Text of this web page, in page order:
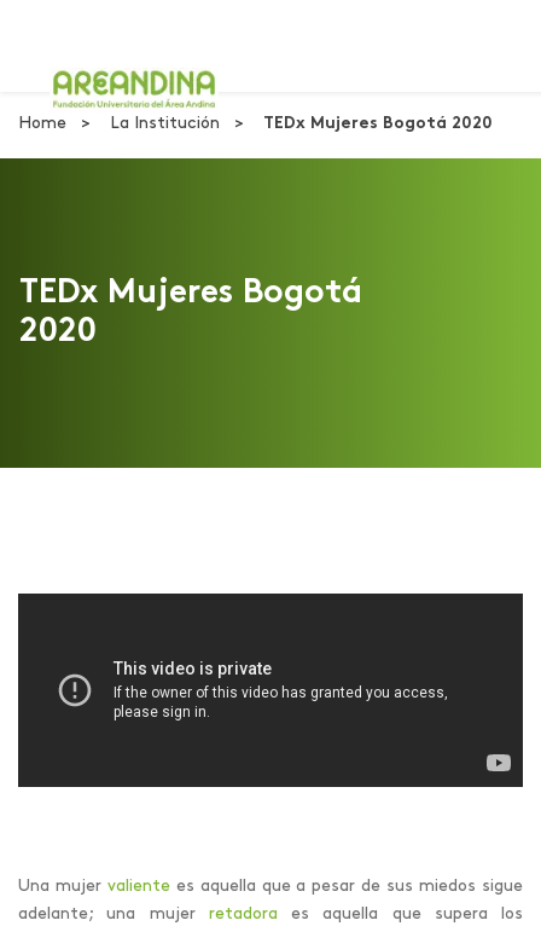
Home La Institución TEDx Mujeres Bogotá 2020
TEDx Mujeres Bogotá
2020
Una mujer valientees aquella que a pesar de sus miedos sigue
adelante; una mujer retadora es aquella que supera los